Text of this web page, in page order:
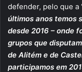
defender, pelo que a
últimos anos temos
desde 2016 – onde
grupos que
de Alitém e de
participamos em